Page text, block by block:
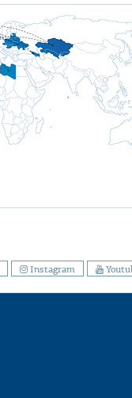
Instagram